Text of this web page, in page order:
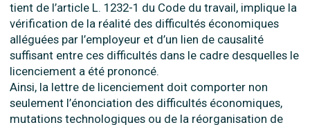
tient de l’article L. 1232-1 du Code du travail, implique la
vérification de la réalité des difficultés économiques
alléguées par l’employeur et d’un lien de causalité
suffisant entre ces difficultés dans le cadre desquelles le
licenciement a été prononcé.
Ainsi, la lettre de licenciement doit comporter non
seulement l’énonciation des difficultés économiques,
mutations technologiques ou de la réorganisation de